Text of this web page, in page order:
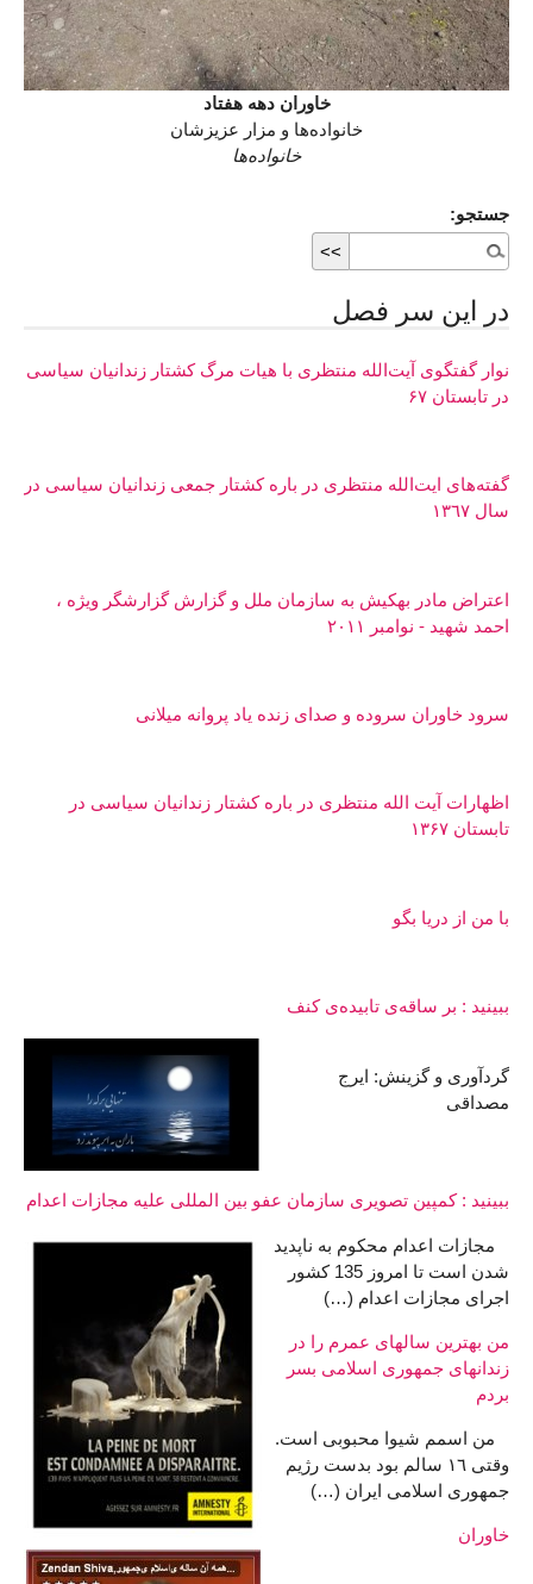
خاوران دهه هفتاد
خانواده‌ها و مزار عزیزشان
خانواده‌ها
جستجو:
در اين سر فصل
نوار گفتگوی آیت‌الله منتظری با هیات مرگ کشتار زندانیان سیاسی
در تابستان ۶۷
گفته‌های ایت‌الله منتظری در باره کشتار جمعی زندانیان سیاسی در
سال ١٣٦٧
اعتراض مادر بهکیش به سازمان ملل و گزارش گزارشگر ویژه ،
احمد شهید - نوامبر ۲۰۱۱
سرود خاوران سروده و صدای زنده یاد پروانه میلانی
اظهارات آیت الله منتظری در باره کشتار زندانیان سیاسی در
تابستان ۱۳۶۷
با من از دریا بگو
ببینید : بر ساقه‌ی تابیده‌ی کنف
گردآوری و گزینش: ایرج
مصداقی
ببینید : کمپین تصویری سازمان عفو بین المللی علیه مجازات اعدام
مجازات اعدام محکوم به ناپدید
شدن است تا امروز 135 کشور
اجرای مجازات اعدام (…)
من بهترین سالهای عمرم را در
زندانهای جمهوری اسلامی بسر
بردم
من اسمم شیوا محبوبی است.
وقتی ١٦ سالم بود بدست رژیم
جمهوری اسلامی ایران (…)
خاوران